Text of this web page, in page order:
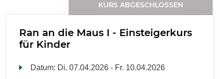
KURS ABGESCHLOSSEN
Ran an die Maus I - Einsteigerkurs
für Kinder
Datum: Di. 07.04.2026 - Fr. 10.04.2026